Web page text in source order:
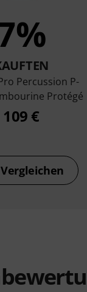
Percussion P-
Protégé
109 €
Vergleichen